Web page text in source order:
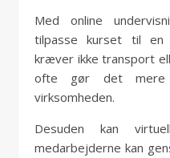
Med online
tilpasse kurset til
kræver ikke transport
ofte gør det mere
virksomheden.
Desuden kan
medarbejderne kan